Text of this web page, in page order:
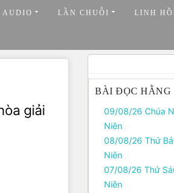
AUDIO LẦN CHUỖI LINH
giải
BÀI ĐỌC HẰNG
09/08/26 Chúa
Niên
08/08/26 Thứ
Niên
07/08/26 Thứ
Niên